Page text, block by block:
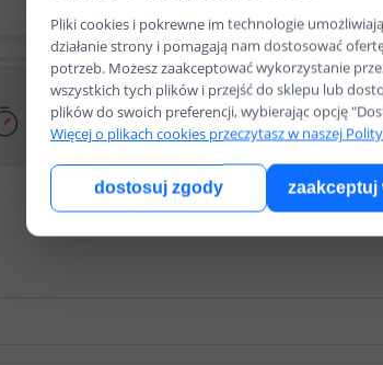
w tym tygodniu w tym
Darmowa dostawa od 499zł
Pliki cookies i pokrewne im technologie
działanie strony i pomagają nam dostosować
potrzeb. Możesz zaakceptować wykorzystanie
wszystkich tych plików i przejść do sklepu lub
plików do swoich preferencji, wybierając opcję
Więcej o plikach cookies przeczytasz w naszej
dostosuj zgody zaakceptuj